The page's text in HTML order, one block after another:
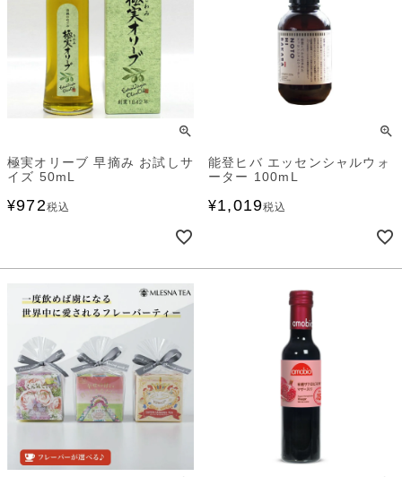
極実オリーブ 早摘み お試しサ
イズ 50mL
¥972税込
能登ヒバ エッセンシャルウォ
ーター 100mL
¥1,019税込